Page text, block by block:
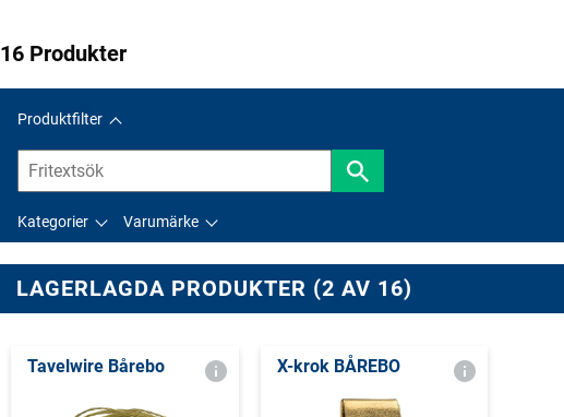
16 Produkter
Produktfilter
Kategorier Varumärke
LAGERLAGDA PRODUKTER (2 AV 16)
Tavelwire Bårebo X-krok BÅREBO